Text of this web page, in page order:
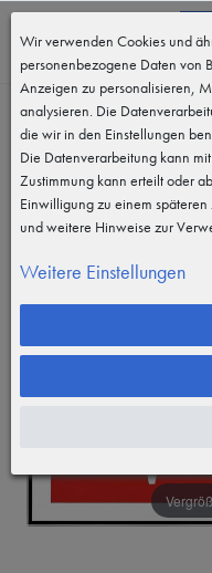
MENÜ
Wir verwenden Cookies und
personenbezogene Daten von
Anzeigen zu personalisieren,
analysieren. Die
die wir in den Einstellungen
Die Datenverarbeitung kann
Zustimmung kann erteilt oder
Einwilligung zu einem
und weitere Hinweise zur
Weitere Einstellungen